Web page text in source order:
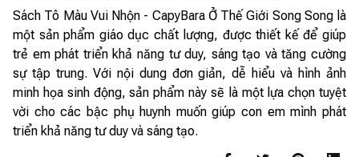
Sách Tô Màu Vui Nhộn - CapyBara Ở Thế Giới Song Song là
một sản phẩm giáo dục chất lượng, được thiết kế để giúp
trẻ em phát triển khả năng tư duy, sáng tạo và tăng cường
sự tập trung. Với nội dung đơn giản, dễ hiểu và hình ảnh
minh họa sinh động, sản phẩm này sẽ là một lựa chọn tuyệt
vời cho các bậc phụ huynh muốn giúp con em mình phát
triển khả năng tư duy và sáng tạo.